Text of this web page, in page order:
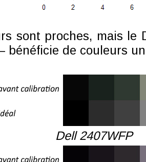
sont proches, mais le
bénéficie de couleurs
Dell 2407WFP